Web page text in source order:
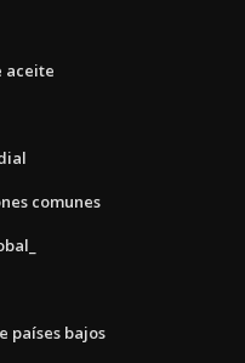
aceite
comunes
países bajos